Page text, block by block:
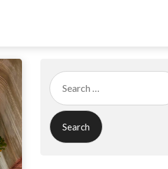
Search
for: